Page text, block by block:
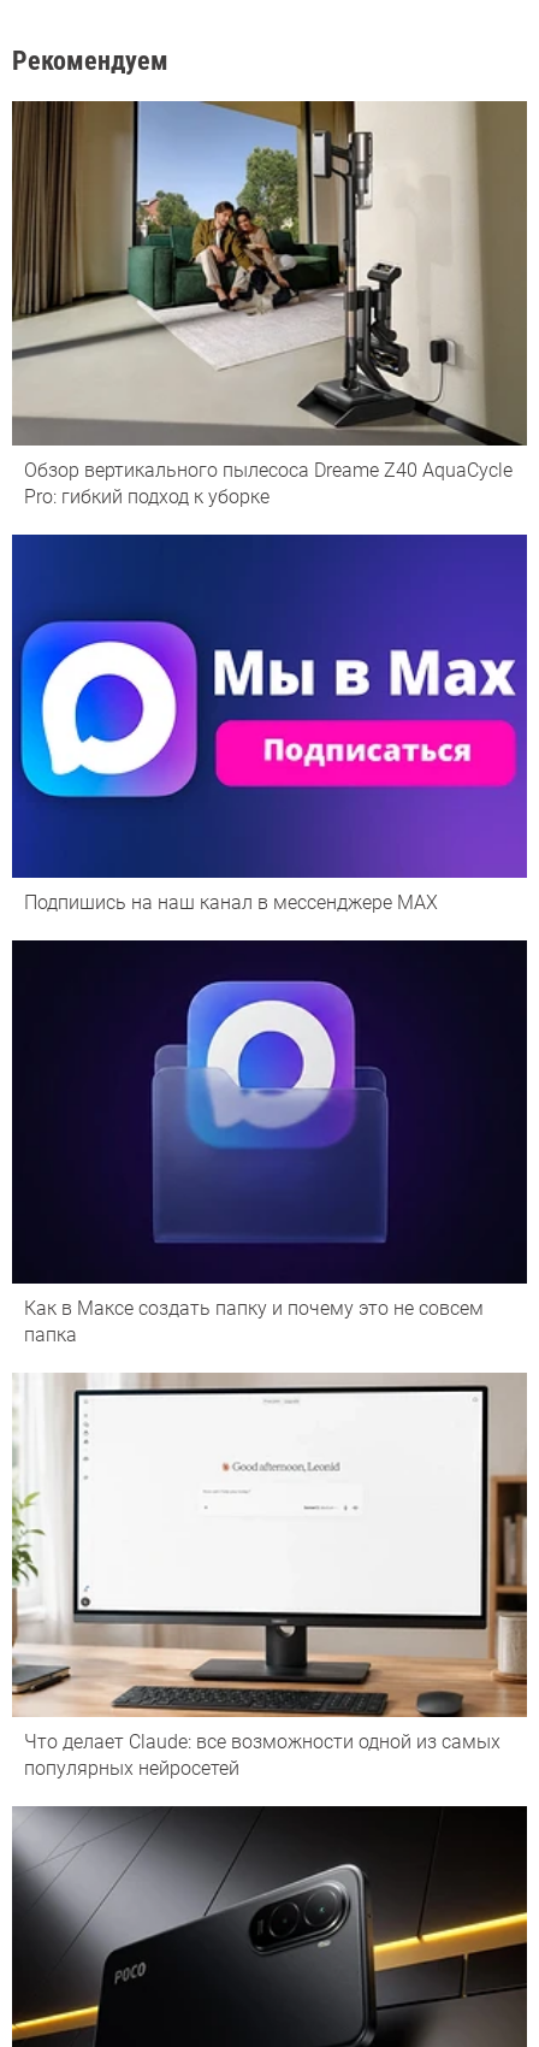
Рекомендуем
Обзор вертикального пылесоса Dreame Z40 AquaCycle
Pro: гибкий подход к уборке
Подпишись на наш канал в мессенджере МАХ
Как в Максе создать папку и почему это не совсем
папка
Что делает Сlaude: все возможности одной из самых
популярных нейросетей